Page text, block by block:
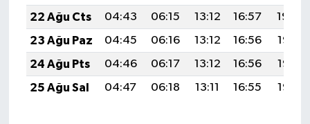
22 Ağu Cts
04:43 06:15 13:12 16:57
19:59
23 Ağu Paz
04:45 06:16 13:12 16:56
19:58
24 Ağu Pts
04:46 06:17 13:12 16:56
19:56
25 Ağu Sal
04:47 06:18 13:11 16:55 19:55